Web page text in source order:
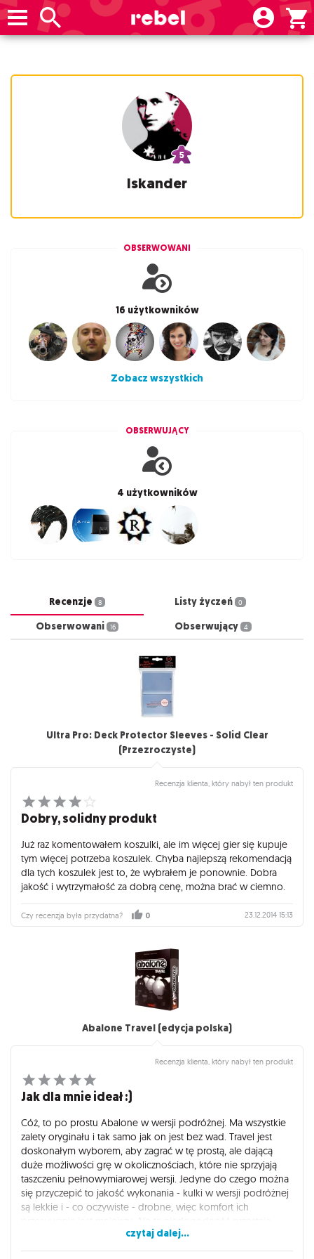
Iskander
OBSERWOWANI
16 użytkowników
Zobacz wszystkich
OBSERWUJĄCY
4 użytkowników
Recenzje 8 Listy życzeń 0
Obserwowani 16 Obserwujący 4
Ultra Pro: Deck Protector Sleeves - Solid Clear
(Przezroczyste)
Recenzja klienta, który nabył ten produkt
Dobry, solidny produkt
Już raz komentowałem koszulki, ale im więcej gier się kupuje
tym więcej potrzeba koszulek. Chyba najlepszą rekomendacją
dla tych koszulek jest to, że wybrałem je ponownie. Dobra
jakość i wytrzymałość za dobrą cenę, można brać w ciemno.
Czy recenzja była przydatna? 0 23.12.2014 15:13
Abalone Travel (edycja polska)
Recenzja klienta, który nabył ten produkt
Jak dla mnie ideał :)
Cóż, to po prostu Abalone w wersji podróżnej. Ma wszystkie
zalety oryginału i tak samo jak on jest bez wad. Travel jest
doskonałym wyborem, aby zagrać w tę prostą, ale dającą
duże możliwości grę w okolicznościach, które nie sprzyjają
taszczeniu pełnowymiarowej wersji. Jedyne do czego można
się przyczepić to jakość wykonania - kulki w wersji podróżnej
są lekkie i - co oczywiste - drobne, więc komfort ich
mieć znaczenie w czasie zajmującej rozgrywki na
niezajmującym wykładzie albo długiej podróży pociągiem.
czytaj dalej...